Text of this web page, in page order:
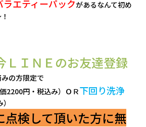
エティーパックがあるなんて初め
ＬＩＮＥのお友達登録
の方限定で
価2200円・税込み）ＯＲ下回り洗浄
点検して頂いた方に無